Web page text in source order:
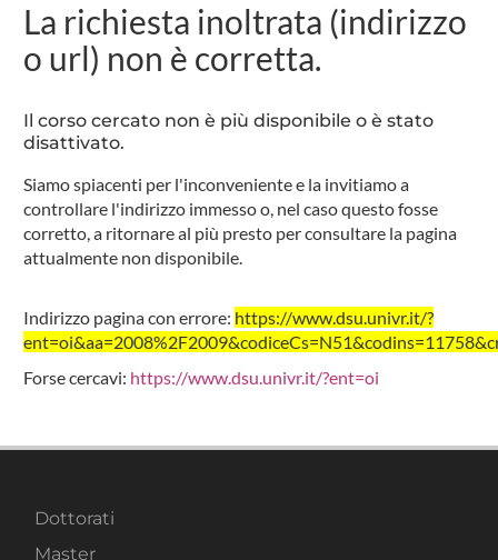
La richiesta inoltrata (indirizzo
o url) non è corretta.
Il corso cercato non è più disponibile o è stato
disattivato.
Siamo spiacenti per l'inconveniente e la invitiamo a
controllare l'indirizzo immesso o, nel caso questo fosse
corretto, a ritornare al più presto per consultare la pagina
attualmente non disponibile.
Indirizzo pagina con errore: https://www.dsu.univr.it/?
Forse cercavi: https://www.dsu.univr.it/?ent=oi
Dottorati
Master